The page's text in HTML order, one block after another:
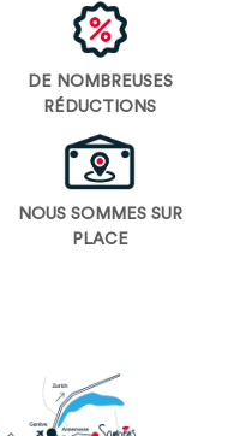
DE NOMBREUSES
RÉDUCTIONS
NOUS SOMMES SUR
PLACE